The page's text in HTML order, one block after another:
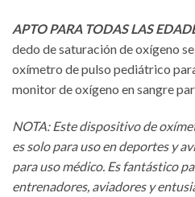
APTO PARA TODAS LAS
dedo de saturación de oxígeno
oxímetro de pulso pediátrico
monitor de oxígeno en sangre
NOTA: Este dispositivo de
es solo para uso en deportes y
para uso médico. Es fantástico
entrenadores, aviadores y